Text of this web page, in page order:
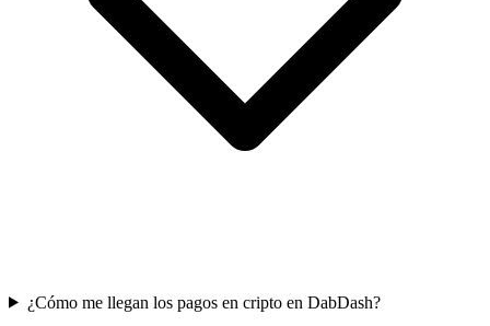
¿Cómo me llegan los pagos en cripto en DabDash?